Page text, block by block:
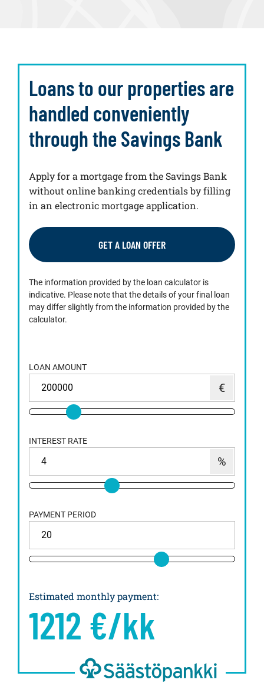
Loans to our properties are
handled conveniently
through the Savings Bank
Apply for a mortgage from the Savings Bank
without online banking credentials by filling
in an electronic mortgage application.
GET A LOAN OFFER
The information provided by the loan calculator is
indicative. Please note that the details of your final loan
may differ slightly from the information provided by the
calculator.
LOAN AMOUNT
INTEREST RATE
PAYMENT PERIOD
Estimated monthly payment:
1212 €/kk